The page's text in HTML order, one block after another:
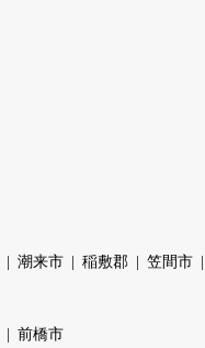
潮来市 稲敷郡 笠間市
前橋市